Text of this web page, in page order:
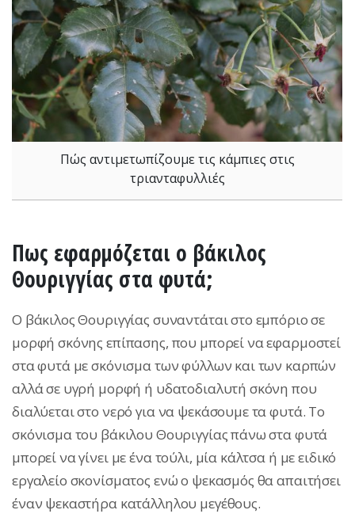
Πώς αντιμετωπίζουμε τις κάμπιες στις
τριανταφυλλιές
Πως εφαρμόζεται ο βάκιλος
Θουριγγίας στα φυτά;
Ο βάκιλος Θουριγγίας συναντάται στο εμπόριο σε
μορφή σκόνης επίπασης, που μπορεί να εφαρμοστεί
στα φυτά με σκόνισμα των φύλλων και των καρπών
αλλά σε υγρή μορφή ή υδατοδιαλυτή σκόνη που
διαλύεται στο νερό για να ψεκάσουμε τα φυτά. Το
σκόνισμα του βάκιλου Θουριγγίας πάνω στα φυτά
μπορεί να γίνει με ένα τούλι, μία κάλτσα ή με ειδικό
εργαλείο σκονίσματος ενώ ο ψεκασμός θα απαιτήσει
έναν ψεκαστήρα κατάλληλου μεγέθους.